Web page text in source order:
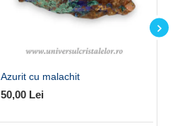
Azurit cu malachit
50,00 Lei